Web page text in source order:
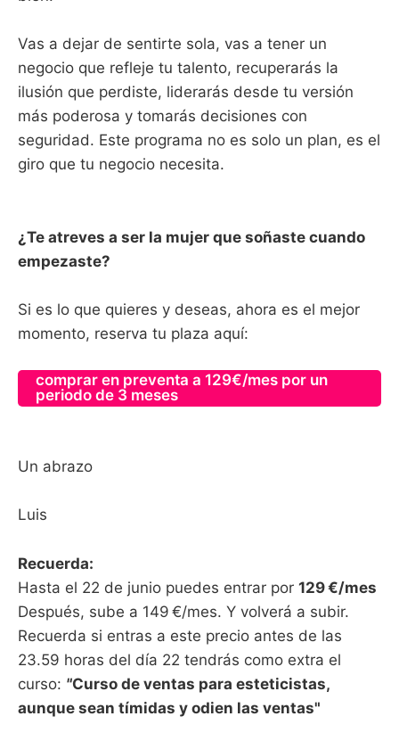
Vas a dejar de sentirte sola, vas a tener un
negocio que refleje tu talento, recuperarás la
ilusión que perdiste, liderarás desde tu versión
más poderosa y tomarás decisiones con
seguridad. Este programa no es solo un plan, es el
giro que tu negocio necesita.
¿Te atreves a ser la mujer que soñaste cuando
empezaste?
Si es lo que quieres y deseas, ahora es el mejor
momento, reserva tu plaza aquí:
comprar en preventa a 129€/mes por un
periodo de 3 meses
Un abrazo
Luis
Recuerda:
Hasta el 22 de junio puedes entrar por 129 €/mes
Después, sube a 149 €/mes. Y volverá a subir.
Recuerda si entras a este precio antes de las
23.59 horas del día 22 tendrás como extra el
curso: "Curso de ventas para esteticistas,
aunque sean tímidas y odien las ventas"